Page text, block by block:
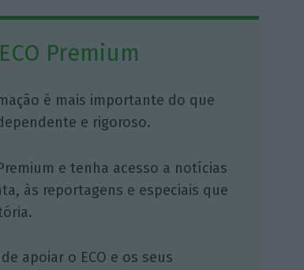
Premium
é mais importante do que
e rigoroso.
e tenha acesso a notícias
às reportagens e especiais que
apoiar o ECO e os seus